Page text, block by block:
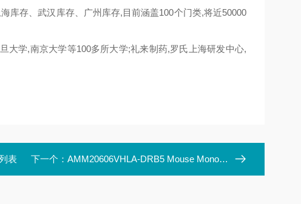
库存、武汉库存、广州库存,目前涵盖100个门类,将近50000
大学,南京大学等100多所大学;礼来制药,罗氏上海研发中心,
表 下一个： AMM20606VHLA-DRB5 Mouse Monoclonal Antibody Clone ID: LBI4G